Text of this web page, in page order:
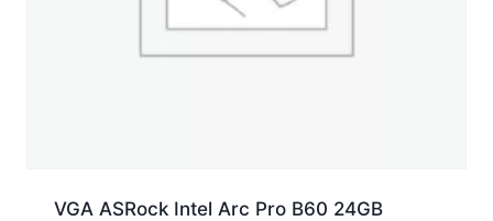
VGA ASRock Intel Arc Pro B60 24GB